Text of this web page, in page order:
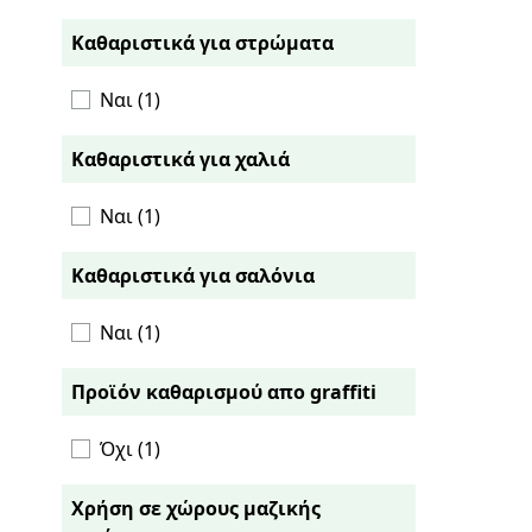
Καθαριστικά για στρώματα
Ναι (1)
Καθαριστικά για χαλιά
Ναι (1)
Καθαριστικά για σαλόνια
Ναι (1)
Προϊόν καθαρισμού απο graffiti
Όχι (1)
Χρήση σε χώρους μαζικής